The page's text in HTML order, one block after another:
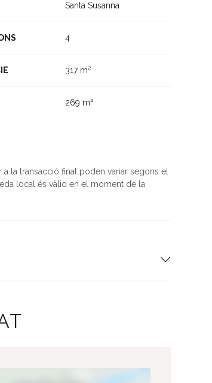
Santa Susanna
4
317 m²
269 m²
la transacció final poden variar segons el
local és vàlid en el moment de la